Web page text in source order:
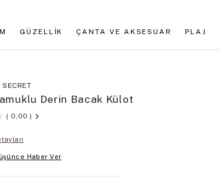
GÜZELLİK ÇANTA VE AKSESUAR PLAJ
Derin Bacak Külot
0,00
Haber Ver